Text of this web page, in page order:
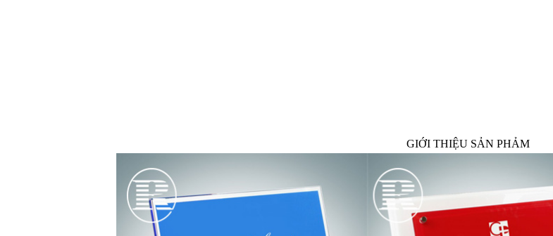
GIỚI THIỆU SẢN PHẢM